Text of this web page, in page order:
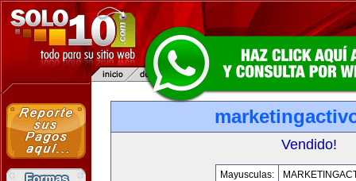
Vendido!
Mayusculas: